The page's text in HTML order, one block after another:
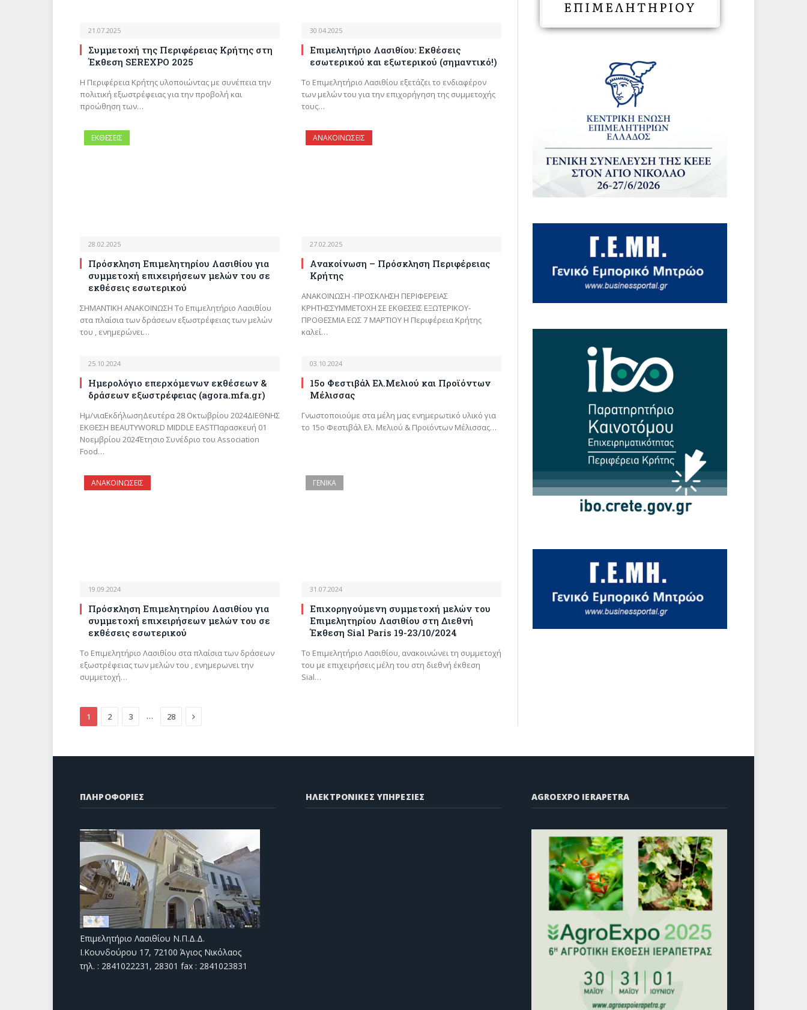
21.07.2025
Συμμετοχή της Περιφέρειας Κρήτης στη
Έκθεση SEREXPO 2025
Η Περιφέρεια Κρήτης υλοποιώντας με συνέπεια την
πολιτική εξωστρέφειας για την προβολή και
προώθηση των…
30.04.2025
Επιμελητήριο Λασιθίου: Εκθέσεις
εσωτερικού και εξωτερικού (σημαντικό!)
Το Επιμελητήριο Λασιθίου εξετάζει το ενδιαφέρον
των μελών του για την επιχορήγηση της συμμετοχής
τους…
ΕΚΘΕΣΕΙΣ
28.02.2025
Πρόσκληση Επιμελητηρίου Λασιθίου για
συμμετοχή επιχειρήσεων μελών του σε
εκθέσεις εσωτερικού
ΣΗΜΑΝΤΙΚΗ ΑΝΑΚΟΙΝΩΣΗ Το Επιμελητήριο Λασιθίου
στα πλαίσια των δράσεων εξωστρέφειας των μελών
του , ενημερώνει…
ΑΝΑΚΟΙΝΩΣΕΙΣ
27.02.2025
Ανακοίνωση – Πρόσκληση Περιφέρειας
Κρήτης
ΑΝΑΚΟΙΝΩΣΗ -ΠΡΟΣΚΛΗΣΗ ΠΕΡΙΦΕΡΕΙΑΣ
ΚΡΗΤΗΣΣΥΜΜΕΤΟΧΗ ΣΕ ΕΚΘΕΣΕΙΣ ΕΞΩΤΕΡΙΚΟΥ-
ΠΡΟΘΕΣΜΙΑ ΕΩΣ 7 ΜΑΡΤΙΟΥ Η Περιφέρεια Κρήτης
καλεί…
25.10.2024
Ημερολόγιο επερχόμενων εκθέσεων &
δράσεων εξωστρέφειας (agora.mfa.gr)
Ημ/νιαΕκδήλωσηΔευτέρα 28 Οκτωβρίου 2024ΔΙΕΘΝΗΣ
ΕΚΘΕΣΗ BEAUTYWORLD MIDDLE EASTΠαρασκευή 01
Νοεμβρίου 2024Έτησιο Συνέδριο του Association
Food…
03.10.2024
15ο Φεστιβάλ Ελ.Μελιού και Προϊόντων
Μέλισσας
Γνωστοποιούμε στα μέλη μας ενημερωτικό υλικό για
το 15ο Φεστιβάλ Ελ. Μελιού & Προϊόντων Μέλισσας…
ΑΝΑΚΟΙΝΩΣΕΙΣ
19.09.2024
Πρόσκληση Επιμελητηρίου Λασιθίου για
συμμετοχή επιχειρήσεων μελών του σε
εκθέσεις εσωτερικού
Το Επιμελητήριο Λασιθίου στα πλαίσια των δράσεων
εξωστρέφειας των μελών του , ενημερωνει την
συμμετοχή…
ΓΕΝΙΚΑ
31.07.2024
Επιχορηγούμενη συμμετοχή μελών του
Επιμελητηρίου Λασιθίου στη Διεθνή
Έκθεση Sial Paris 19-23/10/2024
Το Επιμελητήριο Λασιθίου, ανακοινώνει τη συμμετοχή
του με επιχειρήσεις μέλη του στη διεθνή έκθεση
Sial…
1 2 3 … 28 Next
ΠΛΗΡΟΦΟΡΙΕΣ
Επιμελητήριο Λασιθίου Ν.Π.Δ.Δ.
Ι.Κουνδούρου 17, 72100 Άγιος Νικόλαος
τηλ. : 2841022231, 28301 fax : 2841023831
ΗΛΕΚΤΡΟΝΙΚΕΣ ΥΠΗΡΕΣΙΕΣ AGROEXPO IERAPETRA